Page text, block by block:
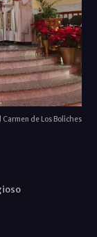
de Los Boliches